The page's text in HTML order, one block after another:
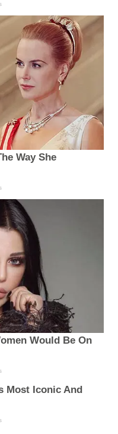
Way She
Would Be On
Most Iconic And